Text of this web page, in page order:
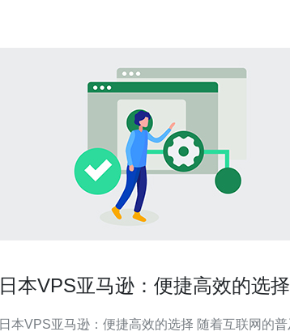
日本VPS亚马逊：便捷高效的选择
日本VPS亚马逊：便捷高效的选择 随着互联网的普及，越